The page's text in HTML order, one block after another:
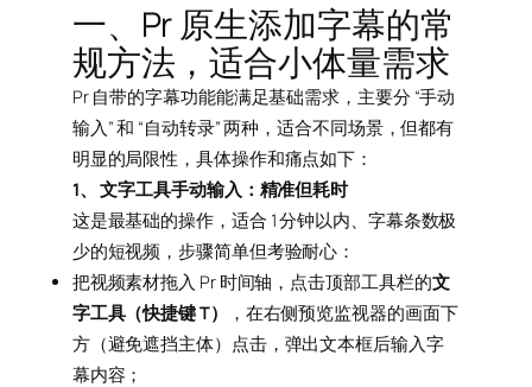
一、Pr 原生添加字幕的常
规方法，适合小体量需求
Pr 自带的字幕功能能满足基础需求，主要分 “手动
输入” 和 “自动转录” 两种，适合不同场景，但都有
明显的局限性，具体操作和痛点如下：
1、 文字工具手动输入：精准但耗时
这是最基础的操作，适合 1 分钟以内、字幕条数极
少的短视频，步骤简单但考验耐心：
把视频素材拖入 Pr 时间轴，点击顶部工具栏的文
字工具（快捷键 T）
，在右侧预览监视器的画面下
方（避免遮挡主体）点击，弹出文本框后输入字
幕内容；